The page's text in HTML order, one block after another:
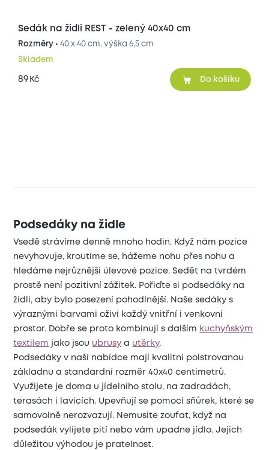
Sedák na židli REST - zelený 40x40 cm
Rozměry • 40 x 40 cm, výška 6,5 cm
Skladem
89 Kč Do košíku
Podsedáky na židle
Vsedě strávíme denně mnoho hodin. Když nám pozice
nevyhovuje, kroutíme se, hážeme nohu přes nohu a
hledáme nejrůznější úlevové pozice. Sedět na tvrdém
prostě není pozitivní zážitek. Pořiďte si podsedáky na
židli, aby bylo posezení pohodlnější. Naše sedáky s
výraznými barvami oživí každý vnitřní i venkovní
prostor. Dobře se proto kombinují s dalším kuchyňským
textilem
jako jsou ubrusy a utěrky.
Podsedáky v naší nabídce mají kvalitní polstrovanou
základnu a standardní rozměr 40x40 centimetrů.
Využijete je doma u jídelního stolu, na zadradách,
terasách i lavicích. Upevňují se pomocí sňůrek, které se
samovolně nerozvazují. Nemusíte zoufat, když na
podsedák vylijete pití nebo vám upadne jídlo. Jejich
důležitou výhodou je pratelnost.